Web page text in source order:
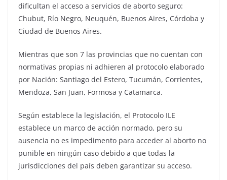
dificultan el acceso a servicios de aborto seguro:
Chubut, Río Negro, Neuquén, Buenos Aires, Córdoba y
Ciudad de Buenos Aires.
Mientras que son 7 las provincias que no cuentan con
normativas propias ni adhieren al protocolo elaborado
por Nación: Santiago del Estero, Tucumán, Corrientes,
Mendoza, San Juan, Formosa y Catamarca.
Según establece la legislación, el Protocolo ILE
establece un marco de acción normado, pero su
ausencia no es impedimento para acceder al aborto no
punible en ningún caso debido a que todas la
jurisdicciones del país deben garantizar su acceso.